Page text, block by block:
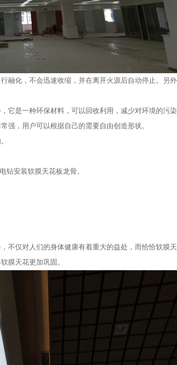
融化，不会迅速收缩，并在离开火源后自动停止。另
是一种环保材料，可以回收利用，减少对环境的污染
强，用户可以根据自己的需要自由创造形状。
钻安装软膜天花板龙骨。
仅对人们的身体健康有着重大的益处，而恰恰软膜天
膜天花更加巩固。